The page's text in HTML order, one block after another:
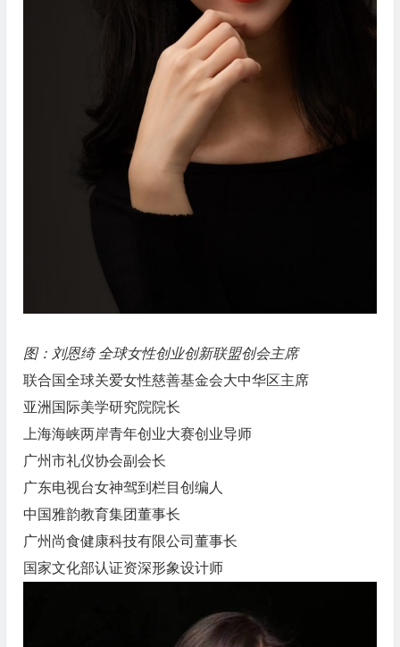
图：刘恩绮 全球女性创业创新联盟创会主席
联合国全球关爱女性慈善基金会大中华区主席
亚洲国际美学研究院院长
上海海峡两岸青年创业大赛创业导师
广州市礼仪协会副会长
广东电视台女神驾到栏目创编人
中国雅韵教育集团董事长
广州尚食健康科技有限公司董事长
国家文化部认证资深形象设计师